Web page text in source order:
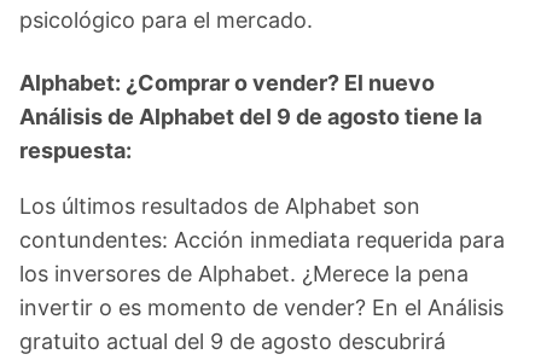
psicológico para el mercado.
Alphabet: ¿Comprar o vender? El nuevo
Análisis de Alphabet del 9 de agosto tiene la
respuesta:
Los últimos resultados de Alphabet son
contundentes: Acción inmediata requerida para
los inversores de Alphabet. ¿Merece la pena
invertir o es momento de vender? En el Análisis
gratuito actual del 9 de agosto descubrirá